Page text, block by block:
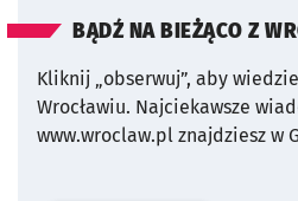
BĄDŹ NA BIEŻĄCO Z
Kliknij „obserwuj”, aby
Wrocławiu. Najciekawsze
www.wroclaw.pl znajdziesz w